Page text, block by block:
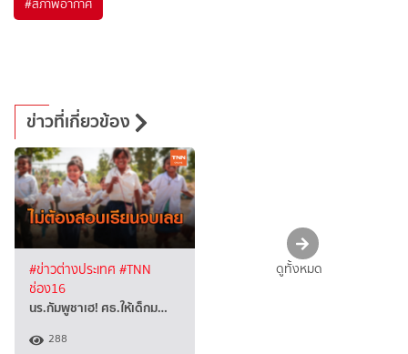
#สภาพอากาศ
ข่าวที่เกี่ยวข้อง
#ข่าวต่างประเทศ #TNN
ช่อง16
นร.กัมพูชาเฮ! ศธ.ให้เด็กม…
288
ดูทั้งหมด